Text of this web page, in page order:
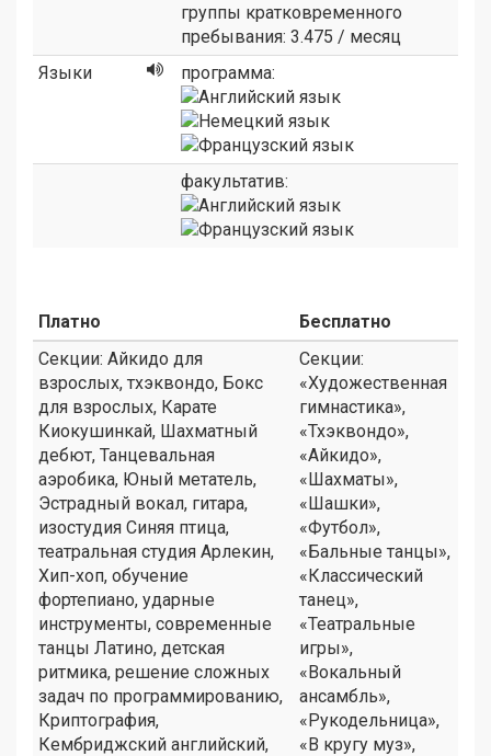
группы кратковременного
пребывания: 3.475 / месяц
Языки
программа:
факультатив:
Платно
Бесплатно
Секции: Айкидо для
взрослых, тхэквондо, Бокс
для взрослых, Карате
Киокушинкай, Шахматный
дебют, Танцевальная
аэробика, Юный метатель,
Эстрадный вокал, гитара,
изостудия Синяя птица,
театральная студия Арлекин,
Хип-хоп, обучение
фортепиано, ударные
инструменты, современные
танцы Латино, детская
ритмика, решение сложных
задач по программированию,
Криптография,
Кембриджский английский,
Секции:
«Художественная
гимнастика»,
«Тхэквондо»,
«Айкидо»,
«Шахматы»,
«Шашки»,
«Футбол»,
«Бальные танцы»,
«Классический
танец»,
«Театральные
игры»,
«Вокальный
ансамбль»,
«Рукодельница»,
«В кругу муз»,